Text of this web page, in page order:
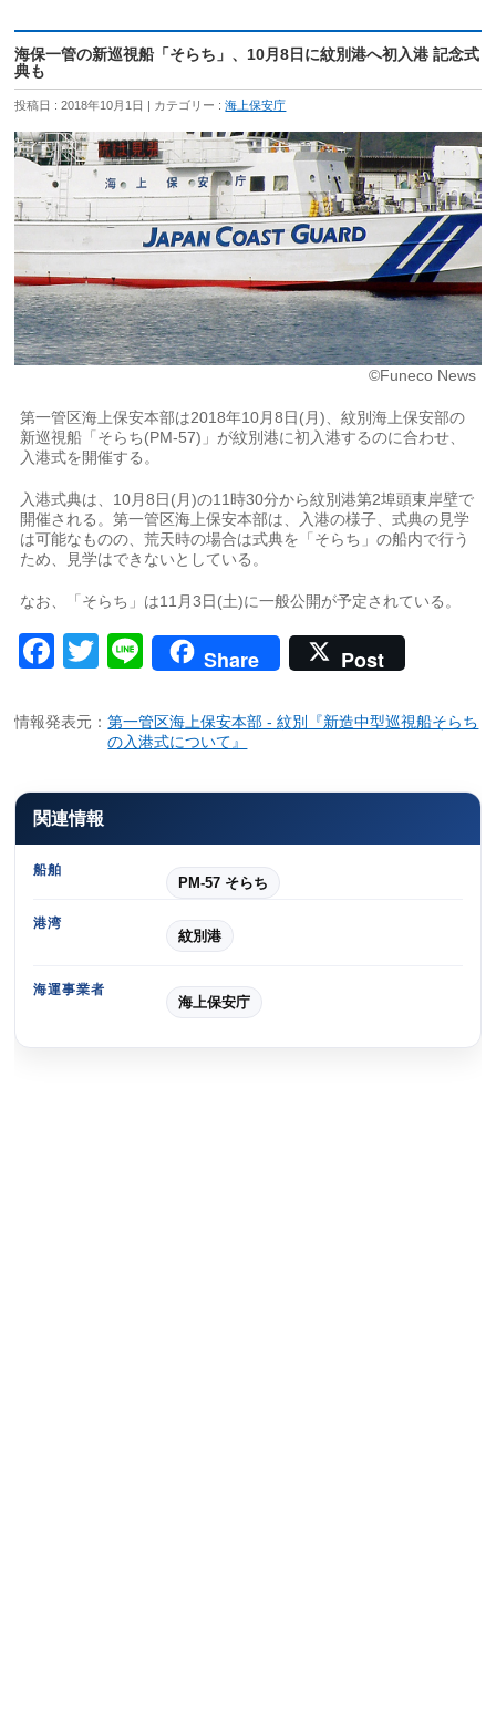
海保一管の新巡視船「そらち」、10月8日に紋別港へ初入港 記念式
典も
投稿日 : 2018年10月1日 カテゴリー :海上保安庁
©Funeco News
第一管区海上保安本部は2018年10月8日(月)、紋別海上保安部の
新巡視船「そらち(PM-57)」が紋別港に初入港するのに合わせ、
入港式を開催する。
入港式典は、10月8日(月)の11時30分から紋別港第2埠頭東岸壁で
開催される。第一管区海上保安本部は、入港の様子、式典の見学
は可能なものの、荒天時の場合は式典を「そらち」の船内で行う
ため、見学はできないとしている。
なお、「そらち」は11月3日(土)に一般公開が予定されている。
Facebook
Twitter
LineShare Post
情報発表元：第一管区海上保安本部 - 紋別『新造中型巡視船そらち
の入港式について』
関連情報
船舶
PM-57 そらち
港湾
紋別港
海運事業者
海上保安庁